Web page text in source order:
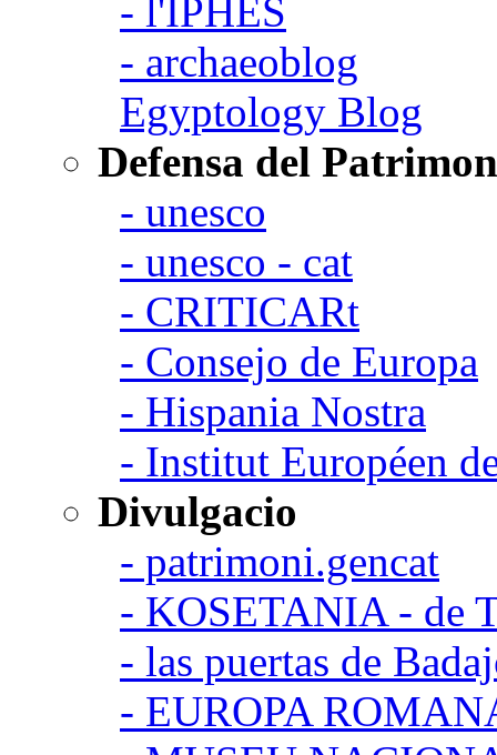
- l'IPHES
- archaeoblog
Egyptology Blog
Defensa del
- unesco
- unesco - cat
- CRITICARt
- Consejo de Europa
- Hispania Nostra
- Institut Européen
Divulgacio
- patrimoni.gencat
- KOSETANIA - de
- las puertas de
- EUROPA